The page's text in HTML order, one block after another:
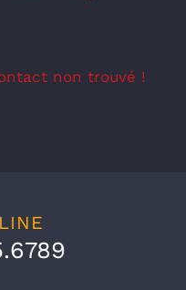
non trouvé !